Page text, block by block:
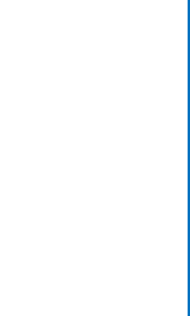
～当年９月３０日で集計。